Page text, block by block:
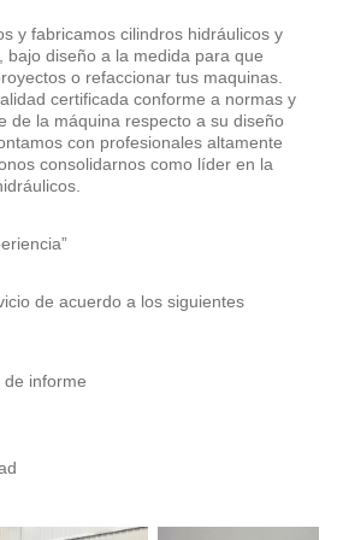
y fabricamos cilindros hidráulicos y
bajo diseño a la medida para que
o refaccionar tus maquinas.
certificada conforme a normas y
de la máquina respecto a su diseño
con profesionales altamente
consolidarnos como líder en la
de acuerdo a los siguientes
de informe